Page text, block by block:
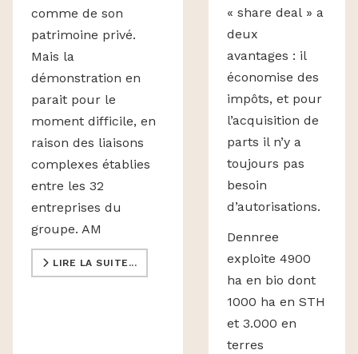
comme de son
patrimoine privé.
Mais la
démonstration en
parait pour le
moment difficile, en
raison des liaisons
complexes établies
entre les 32
entreprises du
groupe. AM
LIRE LA SUITE...
« share deal » a
deux
avantages : il
économise des
impôts, et pour
l’acquisition de
parts il n’y a
toujours pas
besoin
d’autorisations.
Dennree
exploite 4900
ha en bio dont
1000 ha en STH
et 3.000 en
terres